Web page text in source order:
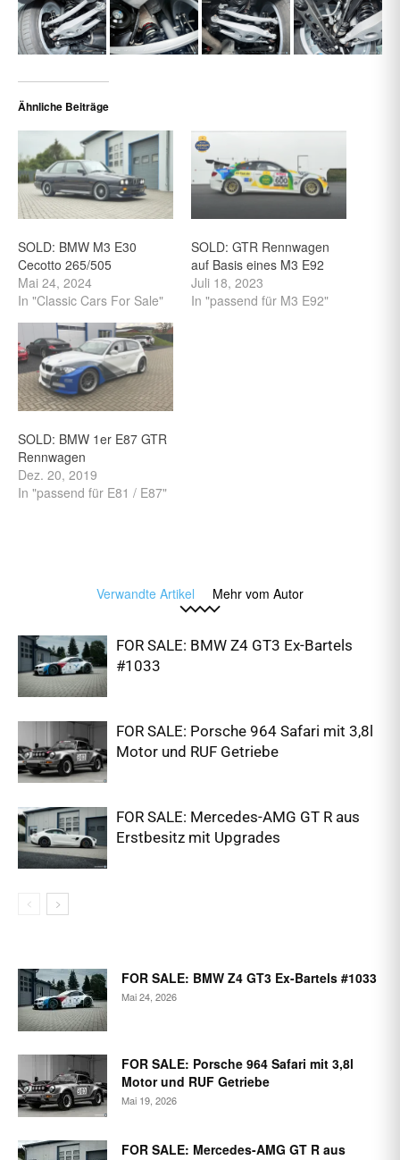
Ähnliche Beiträge
SOLD: BMW M3 E30
Cecotto 265/505
Mai 24, 2024
In "Classic Cars For Sale"
SOLD: GTR Rennwagen
auf Basis eines M3 E92
Juli 18, 2023
In "passend für M3 E92"
SOLD: BMW 1er E87 GTR
Rennwagen
Dez. 20, 2019
In "passend für E81 / E87"
Verwandte Artikel Mehr vom Autor
FOR SALE: BMW Z4 GT3 Ex-Bartels
#1033
FOR SALE: Porsche 964 Safari mit 3,8l
Motor und RUF Getriebe
FOR SALE: Mercedes-AMG GT R aus
Erstbesitz mit Upgrades
FOR SALE: BMW Z4 GT3 Ex-Bartels #1033
Mai 24, 2026
FOR SALE: Porsche 964 Safari mit 3,8l
Motor und RUF Getriebe
Mai 19, 2026
FOR SALE: Mercedes-AMG GT R aus